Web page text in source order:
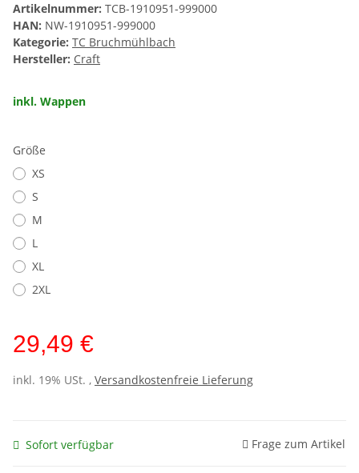
Artikelnummer: TCB-1910951-999000
HAN: NW-1910951-999000
Kategorie: TC Bruchmühlbach
Hersteller: Craft
inkl. Wappen
Größe
XS
S
M
L
XL
2XL
29,49 €
inkl. 19% USt. , Versandkostenfreie Lieferung
Sofort verfügbar Frage zum Artikel